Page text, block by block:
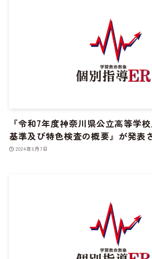
『令和7年度神奈川県公立高等学
基準及び特色検査の概要』が発表
2024年6月7日